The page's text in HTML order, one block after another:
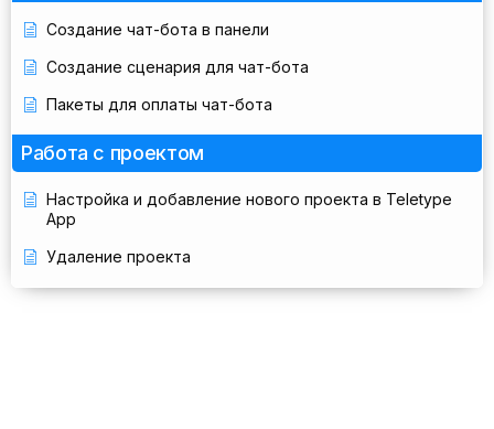
Создание чат-бота в панели
Создание сценария для чат-бота
Пакеты для оплаты чат-бота
Работа с проектом
Настройка и добавление нового проекта в Teletype
App
Удаление проекта